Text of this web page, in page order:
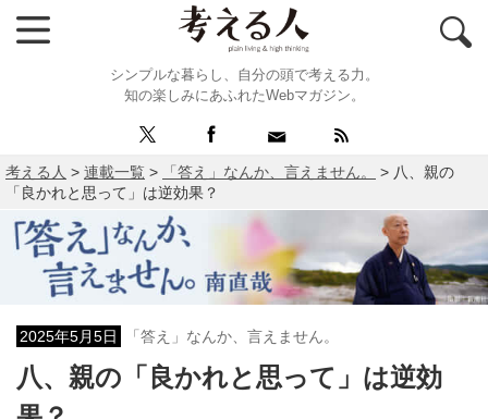
シンプルな暮らし、自分の頭で考える力。
知の楽しみにあふれたWebマガジン。
考える人 > 連載一覧 > 「答え」なんか、言えません。 > 八、親の
「良かれと思って」は逆効果？
2025年5月5日 「答え」なんか、言えません。
八、親の「良かれと思って」は逆効